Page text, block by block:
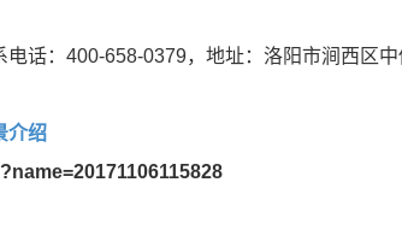
话：400-658-0379，地址：洛阳市涧西区
介绍